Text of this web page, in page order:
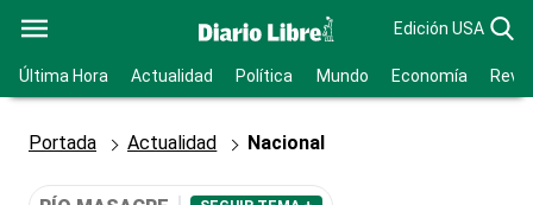
Edición USA
Última Hora Actualidad Política Mundo Economía
Portada Actualidad Nacional